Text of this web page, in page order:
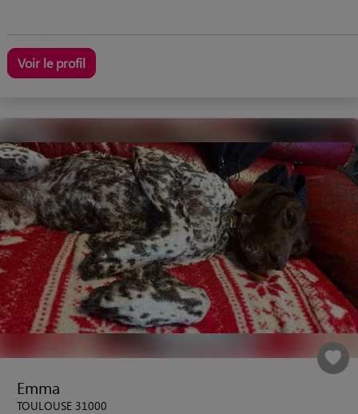
Voir le profil
Emma
TOULOUSE 31000